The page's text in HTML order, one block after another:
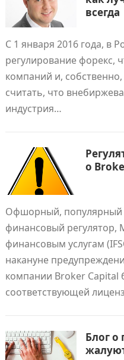
всегда
С 1 января 2016 года, в
регулирование форекс,
компаний и,
считать, что
индустрия…
о
Офшорный, популярный
финансовый регулятор,
финансовым услугам
накануне
компании Broker Capital
соответствующей
Блог о